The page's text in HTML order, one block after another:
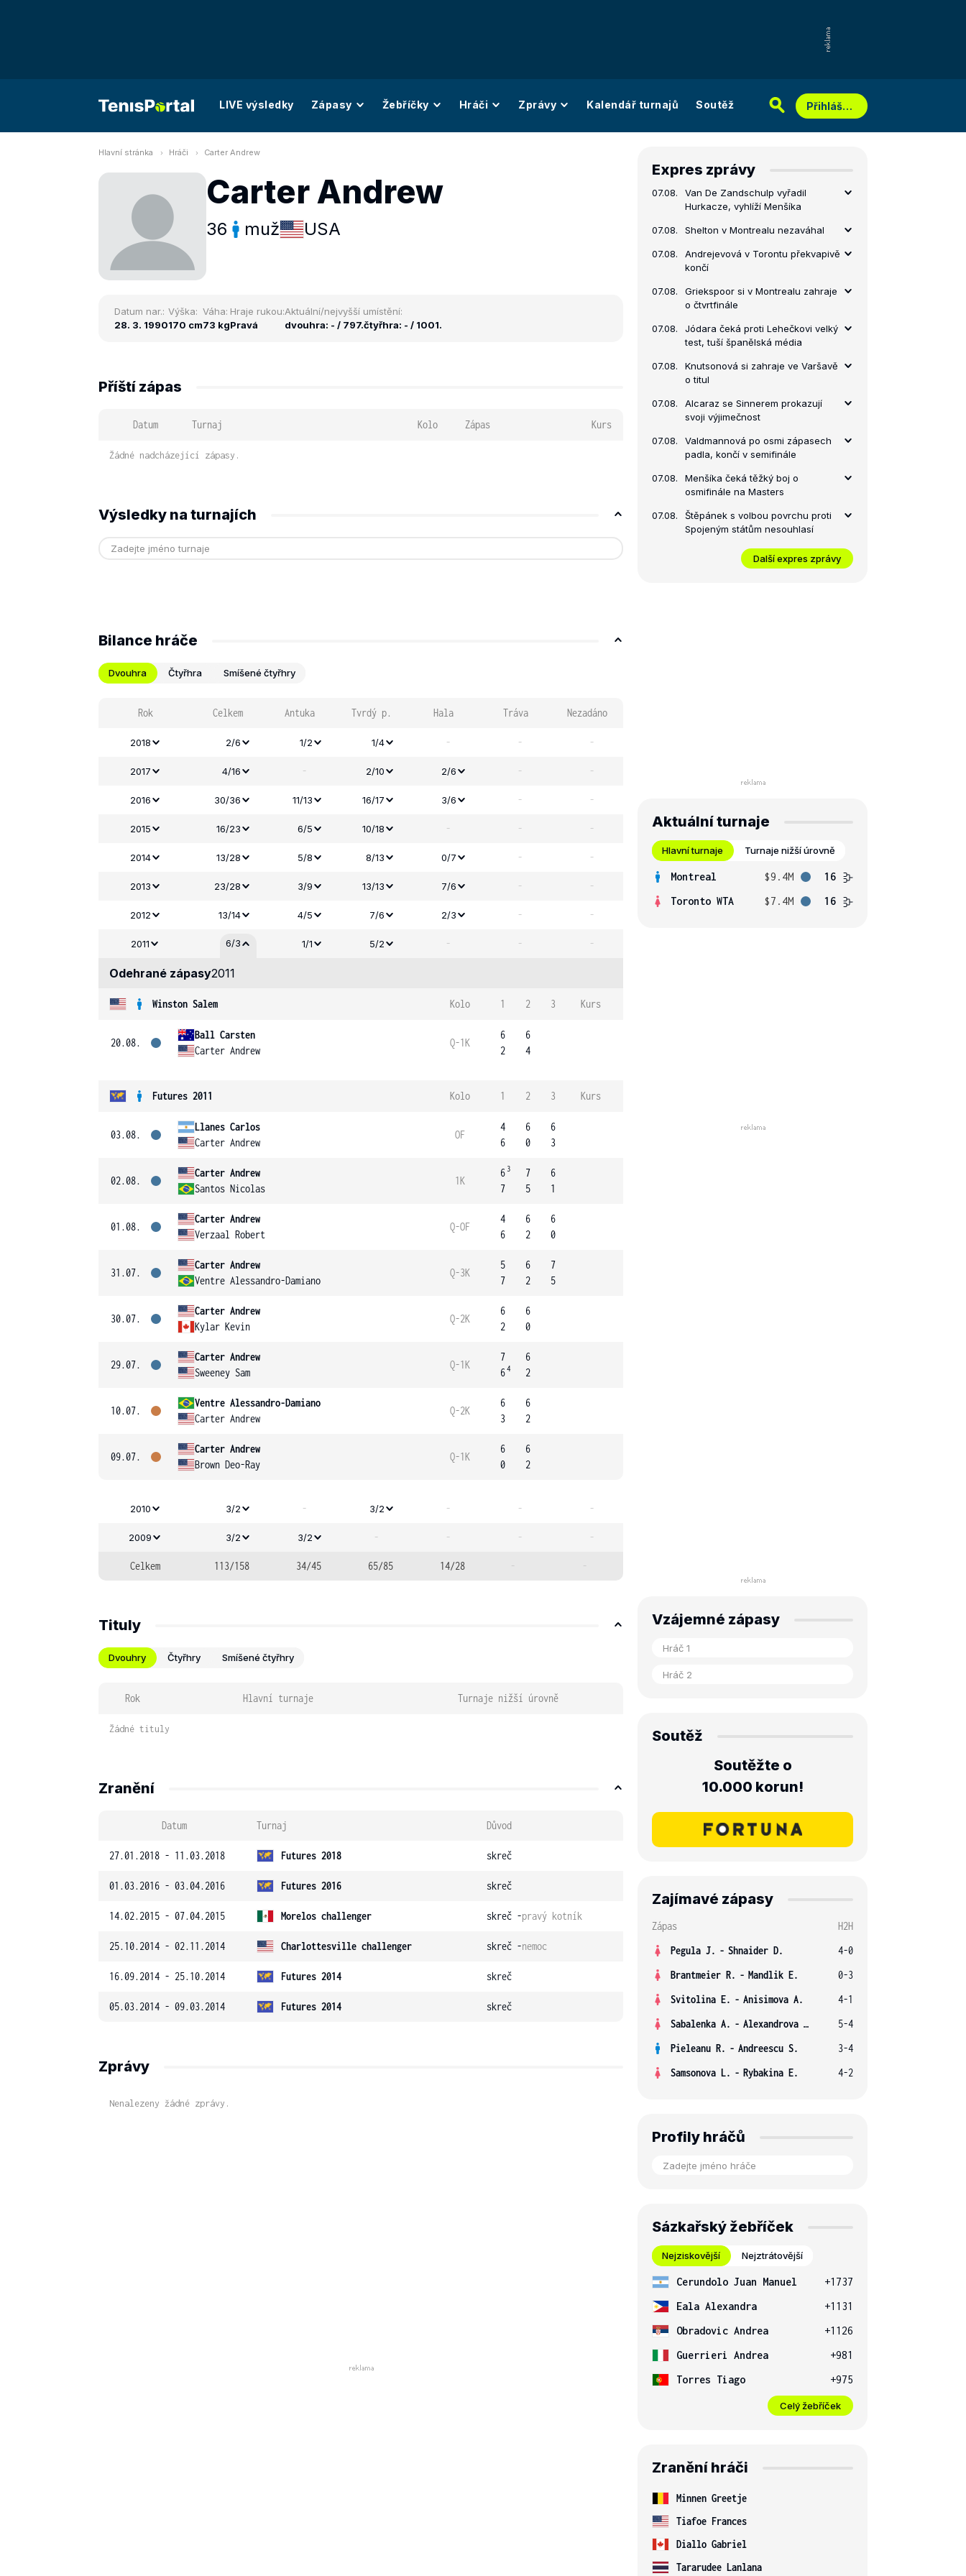
LIVE výsledky Zápasy Žebříčky Hráči Zprávy Kalendář turnajů Soutěž Přihlášení
Hlavní stránka Hráči Carter Andrew
Carter Andrew
36 muž USA
Datum nar.:
28. 3. 1990
Výška:
170 cm
Váha:
73 kg
Hraje rukou:
Pravá
Aktuální/nejvyšší umístění:
dvouhra: - / 797.čtyřhra: - / 1001.
Příští zápas
Datum Turnaj Kolo Zápas Kurs
Žádné nadcházející zápasy.
Výsledky na turnajích
Bilance hráče
Dvouhra Čtyřhra Smíšené čtyřhry
Rok Celkem Antuka Tvrdý p. Hala Tráva Nezadáno
2018 2/6 1/2 1/4 - - -
2017 4/16 - 2/10 2/6 - -
2016 30/36 11/13 16/17 3/6 - -
2015 16/23 6/5 10/18 - - -
2014 13/28 5/8 8/13 0/7 - -
2013 23/28 3/9 13/13 7/6 - -
2012 13/14 4/5 7/6 2/3 - -
2011 6/3 1/1 5/2 - - -
Odehrané zápasy2011
Winston Salem Kolo 1 2 3 Kurs
20.08.
Ball Carsten
Carter Andrew
Q-1K
6
2
6
4
Futures 2011 Kolo 1 2 3 Kurs
03.08.
Llanes Carlos
Carter Andrew
OF
4
6
6
0
6
3
02.08.
Carter Andrew
Santos Nicolas
1K
6 3
7
7
5
6
1
01.08.
Carter Andrew
Verzaal Robert
Q-OF
4
6
6
2
6
0
31.07.
Carter Andrew
Ventre Alessandro-Damiano
Q-3K
5
7
6
2
7
5
30.07.
Carter Andrew
Kylar Kevin
Q-2K
6
2
6
0
29.07.
Carter Andrew
Sweeney Sam
Q-1K
7
64
6
2
10.07.
Ventre Alessandro-Damiano
Carter Andrew
Q-2K
6
3
6
2
09.07.
Carter Andrew
Brown Deo-Ray
Q-1K
6
0
6
2
2010 3/2 - 3/2 - - -
2009 3/2 3/2 - - - -
Celkem 113/158 34/45 65/85 14/28 - -
Tituly
Dvouhry Čtyřhry Smíšené čtyřhry
Rok Hlavní turnaje Turnaje nižší úrovně
Žádné tituly
Zranění
Datum Turnaj Důvod
27.01.2018 - 11.03.2018 Futures 2018 skreč
01.03.2016 - 03.04.2016 Futures 2016 skreč
14.02.2015 - 07.04.2015 Morelos challenger skreč -pravý kotník
25.10.2014 - 02.11.2014 Charlottesville challenger skreč -nemoc
16.09.2014 - 25.10.2014 Futures 2014 skreč
05.03.2014 - 09.03.2014 Futures 2014 skreč
Zprávy
Nenalezeny žádné zprávy.
Expres zprávy
07.08.
Van De Zandschulp vyřadil
Hurkacze, vyhlíží Menšíka
07.08. Shelton v Montrealu nezaváhal
07.08.
Andrejevová v Torontu překvapivě
končí
07.08.
Griekspoor si v Montrealu zahraje
o čtvrtfinále
07.08.
Jódara čeká proti Lehečkovi velký
test, tuší španělská média
07.08.
Knutsonová si zahraje ve Varšavě
o titul
07.08.
Alcaraz se Sinnerem prokazují
svoji výjimečnost
07.08.
Valdmannová po osmi zápasech
padla, končí v semifinále
07.08.
Menšíka čeká těžký boj o
osmifinále na Masters
07.08.
Štěpánek s volbou povrchu proti
Spojeným státům nesouhlasí
Další expres zprávy
Aktuální turnaje
Hlavní turnaje Turnaje nižší úrovně
Montreal $9.4M
16
Toronto WTA
$7.4M 16
Vzájemné zápasy
Soutěž
Soutěžte o
10.000 korun!
Zajímavé zápasy
Zápas
H2H
Pegula J. - Shnaider D.
4-0
Brantmeier R. - Mandlik E.
0-3
Svitolina E. - Anisimova A.
4-1
Sabalenka A. - Alexandrova E.
5-4
Pieleanu R. - Andreescu S.
3-4
Samsonova L. - Rybakina E. 4-2
Profily hráčů
Sázkařský žebříček
Nejziskovější Nejztrátovější
Cerundolo Juan Manuel
+1737
Eala Alexandra
+1131
Obradovic Andrea
+1126
Guerrieri Andrea
+981
Torres Tiago
+975
Celý žebříček
Zranění hráči
Minnen Greetje
Tiafoe Frances
Diallo Gabriel
Tararudee Lanlana